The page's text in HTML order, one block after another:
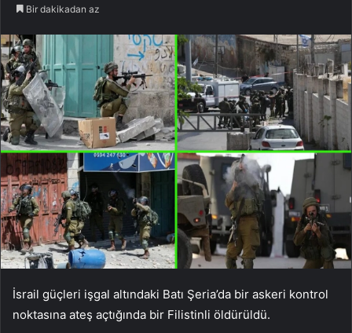
Bir dakikadan az
İsrail güçleri işgal altındaki Batı Şeria’da bir askeri kontrol
noktasına ateş açtığında bir Filistinli öldürüldü.